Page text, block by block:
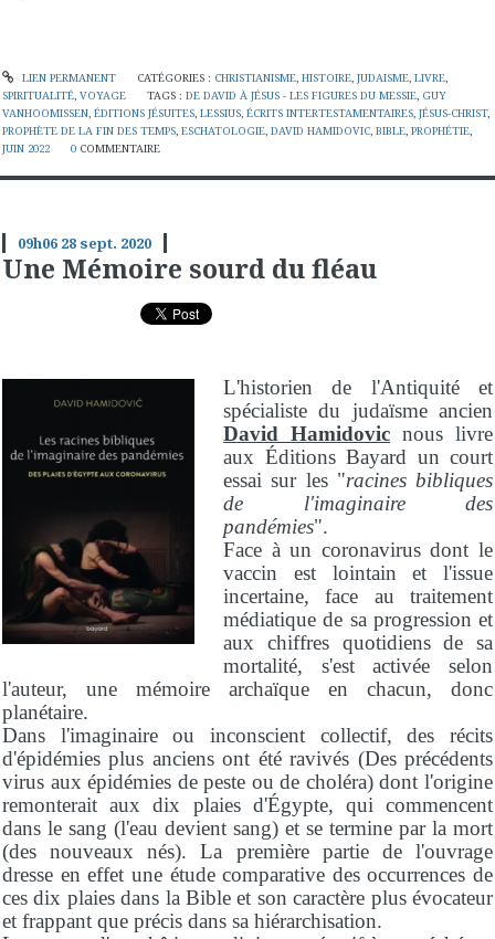
LIEN PERMANENT CATÉGORIES : CHRISTIANISME, HISTOIRE, JUDAISME, LIVRE,
SPIRITUALITÉ, VOYAGE TAGS :DE DAVID À JÉSUS - LES FIGURES DU MESSIE, GUY
VANHOOMISSEN, ÉDITIONS JÉSUITES, LESSIUS, ÉCRITS INTERTESTAMENTAIRES, JÉSUS-CHRIST,
PROPHÈTE DE LA FIN DES TEMPS, ESCHATOLOGIE, DAVID HAMIDOVIC, BIBLE, PROPHÉTIE,
JUIN 2022
0 COMMENTAIRE
09h06 28 sept. 2020
Une Mémoire sourd du fléau
L'historien de l'Antiquité et
spécialiste du judaïsme ancien
David Hamidovic nous livre
aux Éditions Bayard un court
essai sur les "racines bibliques
de l'imaginaire des
pandémies".
Face à un coronavirus dont le
vaccin est lointain et l'issue
incertaine, face au traitement
médiatique de sa progression et
aux chiffres quotidiens de sa
mortalité, s'est activée selon
l'auteur, une mémoire archaïque en chacun, donc
planétaire.
Dans l'imaginaire ou inconscient collectif, des récits
d'épidémies plus anciens ont été ravivés (Des précédents
virus aux épidémies de peste ou de choléra) dont l'origine
remonterait aux dix plaies d'Égypte, qui commencent
dans le sang (l'eau devient sang) et se termine par la mort
(des nouveaux nés). La première partie de l'ouvrage
dresse en effet une étude comparative des occurrences de
ces dix plaies dans la Bible et son caractère plus évocateur
et frappant que précis dans sa hiérarchisation.